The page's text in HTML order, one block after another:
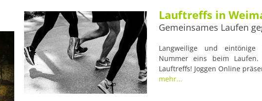
Lauftreffs in
Gemeinsames Laufen
Langweilige und eintönige
Nummer eins beim
Lauftreffs! Joggen Online
1.Thüringer Laufschule,
mehr...